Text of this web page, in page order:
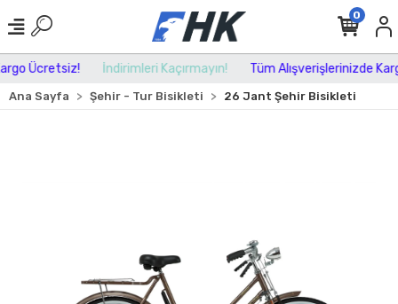
Ücretsiz! İndirimleri Kaçırmayın! Tüm Alışverişlerinizde
0
Ana Sayfa Şehir - Tur Bisikleti 26 Jant Şehir Bisikleti